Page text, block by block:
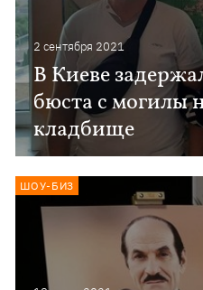
2 сентября 2021
В Киеве
бюста с могилы
кладбище
ШОУ-БИЗ